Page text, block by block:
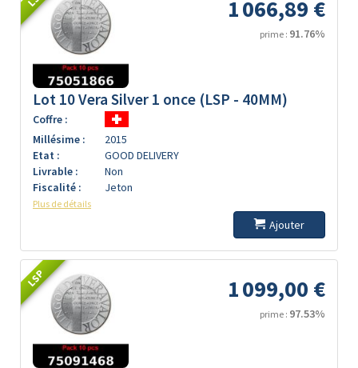
1 066,89 €
prime : 91.76%
Lot 10 Vera Silver 1 once (LSP - 40MM)
Coffre :
Millésime :
2015
Etat :
GOOD DELIVERY
Livrable :
Non
Fiscalité :
Jeton
Plus de détails
Ajouter
LSP 1 099,00 €
prime : 97.53%